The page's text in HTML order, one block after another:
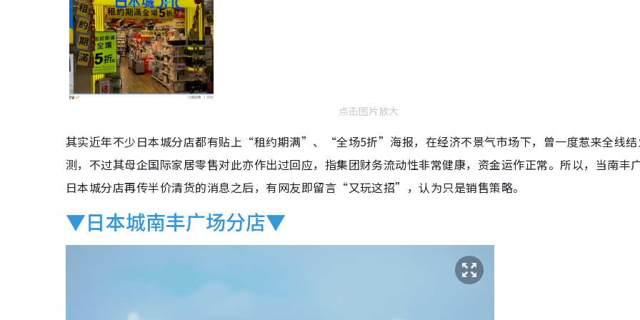
点击图片放大
其实近年不少日本城分店都有贴上“租约期满”、“全场5折”海报，在经济不景气市场下，曾一度惹来全线结
测，不过其母企国际家居零售对此亦作出过回应，指集团财务流动性非常健康，资金运作正常。所以，当南丰
日本城分店再传半价清货的消息之后，有网友即留言“又玩这招”，认为只是销售策略。
▼日本城南丰广场分店▼